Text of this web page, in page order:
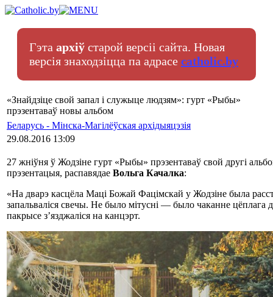
Гэта архіў старой версіі сайта. Новая
версія знаходзіцца па адрасе catholic.by
«Знайдзіце свой запал і служыце людзям»: гурт «Рыбы»
прэзентаваў новы альбом
Беларусь - Мінска-Магілёўская архідыяцэзія
29.08.2016 13:09
27 жніўня ў Жодзіне гурт «Рыбы» прэзентаваў свой другі
прэзентацыя, распавядае Вольга Качалка:
«На дварэ касцёла Маці Божай Фацімскай у Жодзіне была
запальваліся свечы. Не было мітусні ― было чаканне цёплага
пакрысе з’язджаліся на канцэрт.